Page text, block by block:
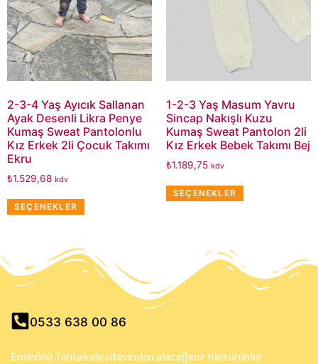
2-3-4 Yaş Ayıcık Sallanan
Ayak Desenli Likra Penye
Kumaş Sweat Pantolonlu
Kız Erkek 2li Çocuk Takımı
Ekru
₺1.529,68 kdv
SEÇENEKLER
1-2-3 Yaş Masum Yavru
Sincap Nakışlı Kuzu
Kumaş Sweat Pantolon 2li
Kız Erkek Bebek Takımı Bej
₺1.189,75 kdv
SEÇENEKLER
0533 638 00 86
Eminönü Tahtakale sitesinden alacağınız tüm ürünler